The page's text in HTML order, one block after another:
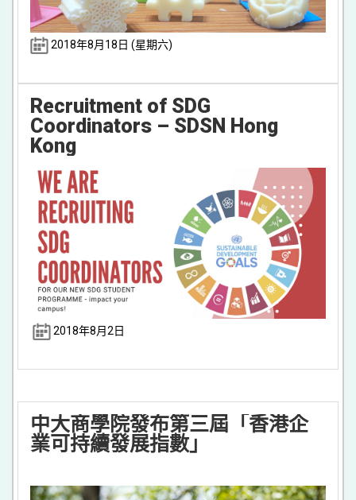
2018年8月18日 (星期六)
Recruitment of SDG
Coordinators – SDSN Hong
Kong
2018年8月2日
中大商學院發布第三屆「香港企
業可持續發展指數」